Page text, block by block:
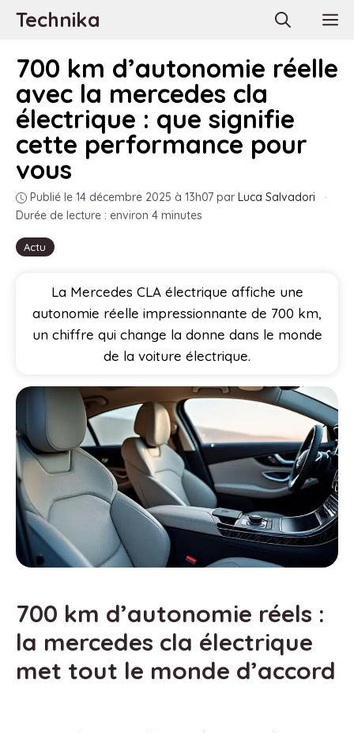
AllerTechnika
Actu
700 km d’autonomie réelle
avec la mercedes cla
électrique : que signifie
cette performance pour
vous
Publié le 14 décembre 2025 à 13h07 par Luca Salvadori
·
Durée de lecture : environ 4 minutes
La Mercedes CLA électrique affiche une
autonomie réelle impressionnante de 700 km,
un chiffre qui change la donne dans le monde
de la voiture électrique.
700 km d’autonomie réels :
la mercedes cla électrique
met tout le monde d’accord